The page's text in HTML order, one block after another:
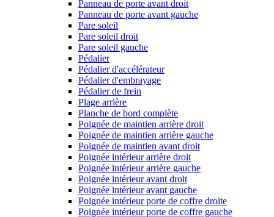
Panneau de porte avant droit
Panneau de porte avant gauche
Pare soleil
Pare soleil droit
Pare soleil gauche
Pédalier
Pédalier d'accélérateur
Pédalier d'embrayage
Pédalier de frein
Plage arrière
Planche de bord complète
Poignée de maintien arrière droit
Poignée de maintien arrière gauche
Poignée de maintien avant droit
Poignée intérieur arrière droit
Poignée intérieur arrière gauche
Poignée intérieur avant droit
Poignée intérieur avant gauche
Poignée intérieur porte de coffre droite
Poignée intérieur porte de coffre gauche